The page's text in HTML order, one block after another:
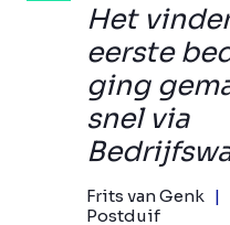
Het
eerste
ging
snel via
Frits van Genk
Postduif